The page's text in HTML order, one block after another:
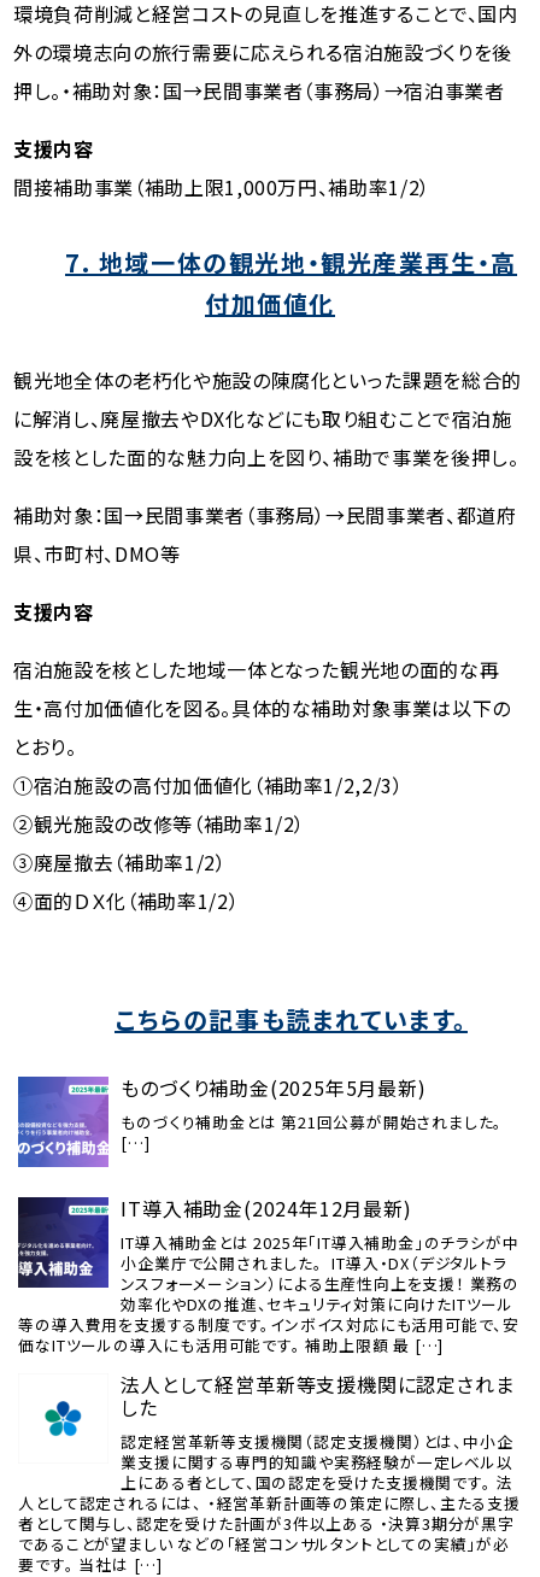
環境負荷削減と経営コストの見直しを推進することで、国内
外の環境志向の旅行需要に応えられる宿泊施設づくりを後
押し。・補助対象：国→民間事業者（事務局）→宿泊事業者
支援内容
間接補助事業（補助上限1,000万円、補助率1/2）
7. 地域一体の観光地・観光産業再生・高
付加価値化
観光地全体の老朽化や施設の陳腐化といった課題を総合的
に解消し、廃屋撤去やDX化などにも取り組むことで宿泊施
設を核とした面的な魅力向上を図り、補助で事業を後押し。
補助対象：国→民間事業者（事務局）→民間事業者、都道府
県、市町村、DMO等
支援内容
宿泊施設を核とした地域一体となった観光地の面的な再
生・高付加価値化を図る。具体的な補助対象事業は以下の
とおり。
①宿泊施設の高付加価値化（補助率1/2,2/3）
②観光施設の改修等（補助率1/2）
③廃屋撤去（補助率1/2）
④面的ＤＸ化（補助率1/2）
こちらの記事も読まれています。
ものづくり補助金(2025年5月最新)
ものづくり補助金とは 第21回公募が開始されました。
[…]
IT導入補助金(2024年12月最新)
IT導入補助金とは 2025年「IT導入補助金」のチラシが中
小企業庁で公開されました。 IT導入・DX（デジタルトラ
ンスフォーメーション）による生産性向上を支援！ 業務の
効率化やDXの推進、セキュリティ対策に向けたITツール
等の導入費用を支援する制度です。インボイス対応にも活用可能で、安
価なITツールの導入にも活用可能です。 補助上限額 最 […]
法人として経営革新等支援機関に認定されま
した
認定経営革新等支援機関（認定支援機関）とは、中小企
業支援に関する専門的知識や実務経験が一定レベル以
上にある者として、国の認定を受けた支援機関です。 法
人として認定されるには、 ・経営革新計画等の策定に際し、主たる支援
者として関与し、認定を受けた計画が3件以上ある ・決算3期分が黒字
であることが望ましい などの「経営コンサルタントとしての実績」が必
要です。 当社は […]